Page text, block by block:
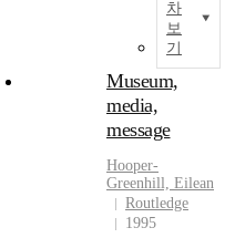
차
보
기
Museum,
media,
message
Hooper-
Greenhill, Eilean
Routledge
1995